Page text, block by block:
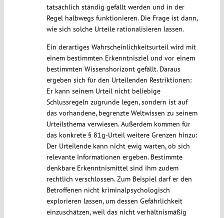
tatsächlich ständig gefällt werden und in der
Regel halbwegs funktionieren. Die Frage ist dann,
wie sich solche Urteile rationalisieren lassen.
Ein derartiges Wahrscheinlichkeitsurteil wird mit
einem bestimmten Erkenntnisziel und vor einem
bestimmten Wissenshorizont gefällt. Daraus
ergeben sich für den Urteilenden Restriktionen:
Er kann seinem Urteil nicht beliebige
Schlussregeln zugrunde legen, sondern ist auf
das vorhandene, begrenzte Weltwissen zu seinem
Urteilsthema verwiesen. Außerdem kommen für
das konkrete § 81g-Urteil weitere Grenzen hinzu:
Der Urteilende kann nicht ewig warten, ob sich
relevante Informationen ergeben. Bestimmte
denkbare Erkenntnismittel sind ihm zudem
rechtlich verschlossen. Zum Beispiel darf er den
Betroffenen nicht kriminalpsychologisch
explorieren lassen, um dessen Gefährlichkeit
einzuschätzen, weil das nicht verhältnismäßig